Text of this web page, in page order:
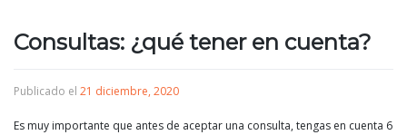
Consultas: ¿qué tener en cuenta?
Publicado el 21 diciembre, 2020
Es muy importante que antes de aceptar una consulta, tengas en cuenta 6